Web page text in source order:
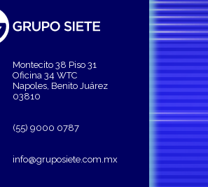
Montecito 38 Piso 31
Oficina 34 WTC
Napoles, Benito Juárez
03810
(55) 9000 0787
info@gruposiete.com.mx